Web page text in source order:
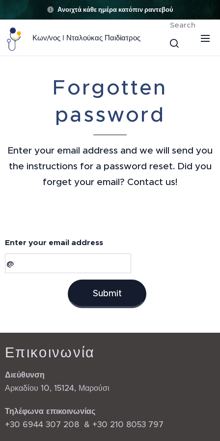
Ανοιχτά κάθε ημέρα κατόπιν ραντεβού
Κων/νος I Νταλούκας Παιδίατρος
Search
Forgotten
password
Enter your email address and we will send you
the instructions for a password reset. Did you
forget your email? Contact us!
Enter your email address
Submit
Επικοινωνία
Διεύθυνση
Αρκαδίου 10, 15124, Μαρούσι
Τηλέφωνα επικοινωνίας
+30 6944 307 208 & +30 210 8053 797